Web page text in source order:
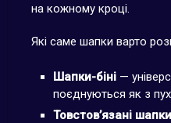
на кожному кроці.
Які саме шапки варто
Шапки-біні —
поєднуються як з
Товстов’язані шапки